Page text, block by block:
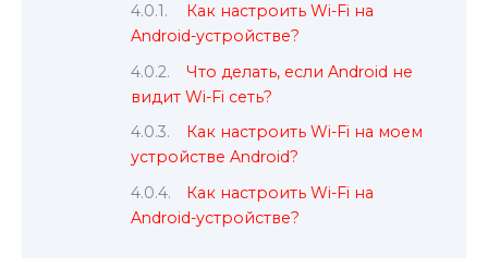
Как настроить Wi-Fi на
Android-устройстве?
Что делать, если Android не
видит Wi-Fi сеть?
Как настроить Wi-Fi на моем
устройстве Android?
Как настроить Wi-Fi на
Android-устройстве?